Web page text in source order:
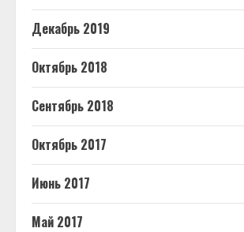
Декабрь 2019
Октябрь 2018
Сентябрь 2018
Октябрь 2017
Июнь 2017
Май 2017